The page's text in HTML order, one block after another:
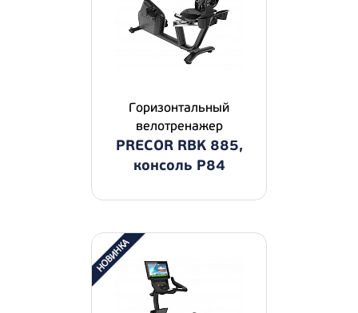
Горизонтальный
велотренажер
PRECOR RBK 885,
консоль P84